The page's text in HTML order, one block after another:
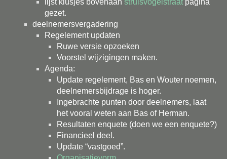
lijst klusjes bovenaan struisvogelstraatpagina
gezet.
deelnemersvergadering
Regelement updaten
Ruwe versie opzoeken
Voorstel wijzigingen maken.
Agenda:
Update regelement, Bas en Wouter noemen,
deelnemersbijdrage is hoger.
Ingebrachte punten door deelnemers, laat
het vooral weten aan Bas of Herman.
Resultaten enquete (doen we een enquete?)
Financieel deel.
Update “vastgoed”.